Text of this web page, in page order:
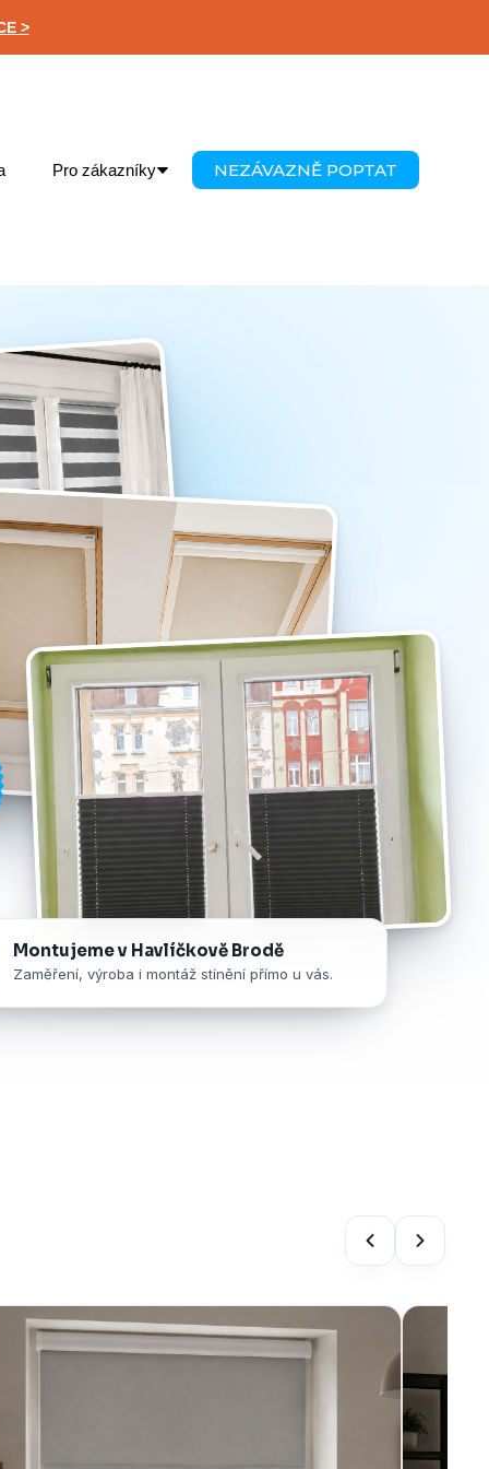
>
Pro zákazníky NEZÁVAZNĚ POPTAT
Montujeme v Havlíčkově Brodě
Zaměření, výroba i montáž stínění přímo u vás.